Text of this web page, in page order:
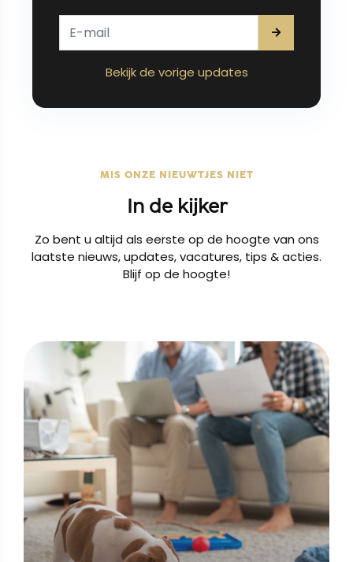
Bekijk de vorige updates
MIS ONZE NIEUWTJES NIET
In de kijker
Zo bent u altijd als eerste op de hoogte van ons
laatste nieuws, updates, vacatures, tips & acties.
Blijf op de hoogte!